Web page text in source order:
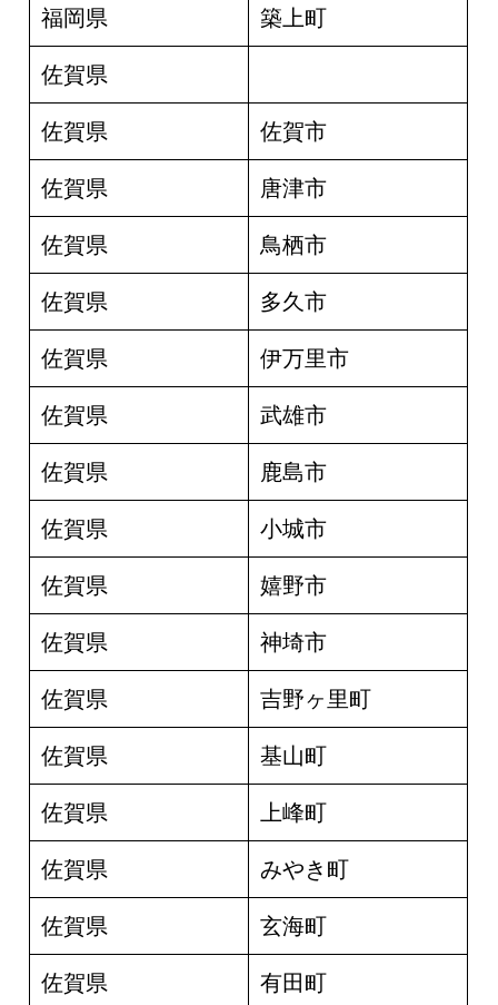
福岡県 築上町
佐賀県
佐賀県 佐賀市
佐賀県 唐津市
佐賀県 鳥栖市
佐賀県 多久市
佐賀県 伊万里市
佐賀県 武雄市
佐賀県 鹿島市
佐賀県 小城市
佐賀県 嬉野市
佐賀県 神埼市
佐賀県 吉野ヶ里町
佐賀県 基山町
佐賀県 上峰町
佐賀県 みやき町
佐賀県 玄海町
佐賀県 有田町